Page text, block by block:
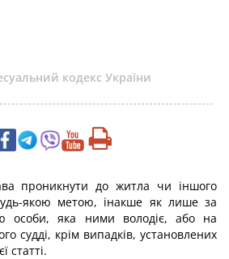
кодекс України
проникнути до житла чи іншого
якою метою, інакше як лише за
особи, яка ними володіє, або на
судді, крім випадків, установлених
статті.